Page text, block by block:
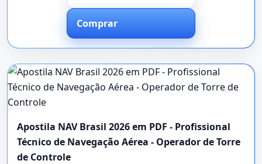
Comprar
Apostila NAV Brasil 2026 em PDF - Profissional
Técnico de Navegação Aérea - Operador de Torre
de Controle